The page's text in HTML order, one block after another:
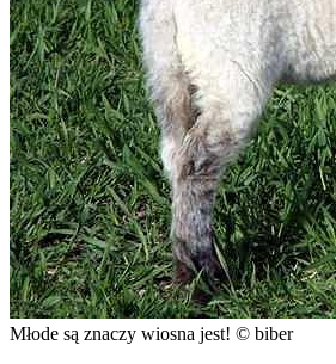
Młode są znaczy wiosna jest! © biber